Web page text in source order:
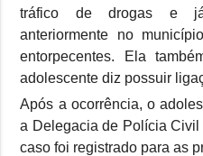
tráfico de drogas e
anteriormente no
entorpecentes. Ela
adolescente diz possuir
Após a ocorrência, o
a Delegacia de Polícia Civil
caso foi registrado para as